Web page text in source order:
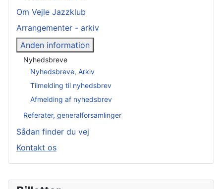
Om Vejle Jazzklub
Arrangementer - arkiv
Anden information
Nyhedsbreve
Nyhedsbreve, Arkiv
Tilmelding til nyhedsbrev
Afmelding af nyhedsbrev
Referater, generalforsamlinger
Sådan finder du vej
Kontakt os